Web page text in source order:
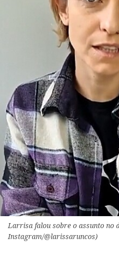
Larrisa falou sobre o assunto no
Instagram/@larissaruncos)